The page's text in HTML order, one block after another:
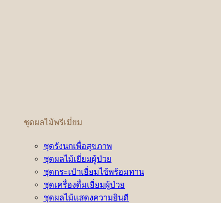
ชุดผลไม้พรีเมี่ยม
ชุดรังนกเพื่อสุขภาพ
ชุดผลไม้เยี่ยมผู้ป่วย
ชุดกระเป๋าเยี่ยมไข้พร้อมทาน
ชุดเครื่องดื่มเยี่ยมผู้ป่วย
ชุดผลไม้แสดงความยินดี